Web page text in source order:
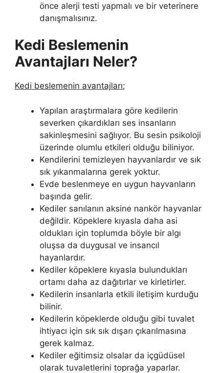
önce alerji testi yapmalı ve bir veterinere
danışmalısınız.
Kedi Beslemenin
Avantajları Neler?
Kedi beslemenin avantajları;
Yapılan araştırmalara göre kedilerin
severken çıkardıkları ses insanların
sakinleşmesini sağlıyor. Bu sesin psikoloji
üzerinde olumlu etkileri olduğu biliniyor.
Kendilerini temizleyen hayvanlardır ve sık
sık yıkanmalarına gerek yoktur.
Evde beslenmeye en uygun hayvanların
başında gelir.
Kediler sanılanın aksine nankör hayvanlar
değildir. Köpeklere kıyasla daha asi
oldukları için toplumda böyle bir algı
oluşsa da duygusal ve insancıl
hayanlardır.
Kediler köpeklere kıyasla bulundukları
ortamı daha az dağıtırlar ve kirletirler.
Kedilerin insanlarla etkili iletişim kurduğu
bilinir.
Kedilerin köpeklerde olduğu gibi tuvalet
ihtiyacı için sık sık dışarı çıkarılmasına
gerek kalmaz.
Kediler eğitimsiz olsalar da içgüdüsel
olarak tuvaletlerini toprağa yaparlar.